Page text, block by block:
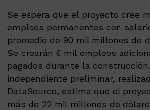
Se espera que el proyecto cree
empleos permanentes con
promedio de 90 mil millones de
Se crearán 6 mil empleos
pagados durante la
independiente preliminar,
DataSource, estima que el
más de 22 mil millones de